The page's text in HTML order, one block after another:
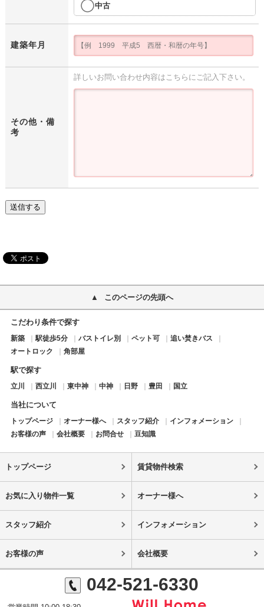
中古
建築年月
その他・備
考
詳しいお問い合わせ内容はこちらにご記入下さい。
送信する
このページの先頭へ
こだわり条件で探す
新築 駅徒歩5分 バストイレ別 ペット可
追い焚きバス
オートロック
角部屋
駅で探す
立川 西立川 東中神 中神 日野 豊田 国立
当社について
トップページ オーナー様へ スタッフ紹介
インフォメーション
お客様の声
会社概要 お問合せ 豆知識
トップページ 賃貸物件検索
お気に入り物件一覧 オーナー様へ
スタッフ紹介 インフォメーション
お客様の声 会社概要
042-521-6330